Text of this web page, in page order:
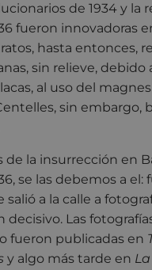
de 1934 y la
fueron innovadoras
hasta entonces,
sin relieve, debido
al uso del
sin embargo,
de la insurrección en
se las debemos a el:
a la calle a
Las
fueron publicadas en
y algo más tarde en